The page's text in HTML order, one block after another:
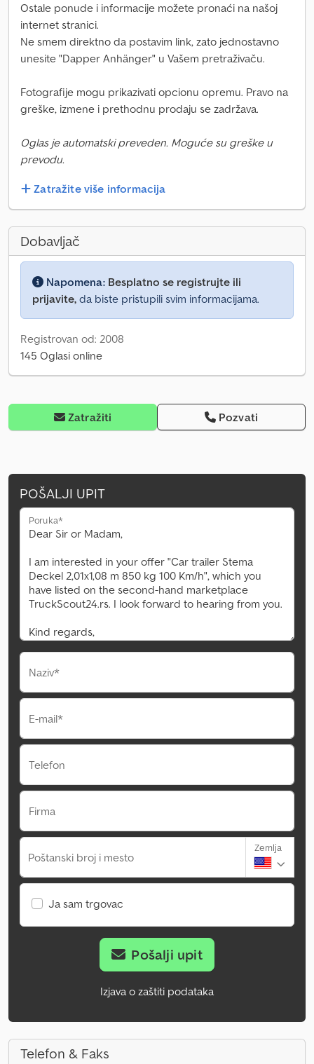
Ostale ponude i informacije možete pronaći na našoj
internet stranici.
Ne smem direktno da postavim link, zato jednostavno
unesite "Dapper Anhänger" u Vašem pretraživaču.
Fotografije mogu prikazivati opcionu opremu. Pravo na
greške, izmene i prethodnu prodaju se zadržava.
Oglas je automatski preveden. Moguće su greške u
prevodu.
Zatražite više informacija
Dobavljač
Napomena: Besplatno se registrujte ili
prijavite, da biste pristupili svim informacijama.
Registrovan od: 2008
145 Oglasi online
Zatražiti Pozvati
POŠALJI UPIT
Poruka*
Naziv*
E-mail*
Telefon
Firma
Poštanski broj i mesto
Zemlja
Ja sam trgovac
Pošalji upit
Izjava o zaštiti podataka
Telefon & Faks